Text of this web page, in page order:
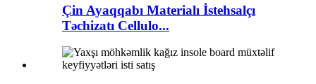
Çin Ayaqqabı Materialı İstehsalçı
Təchizatı Cellulo...